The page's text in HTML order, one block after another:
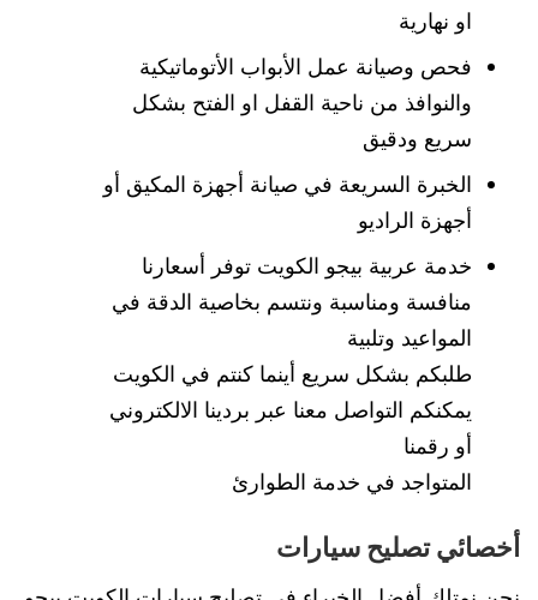
او نهارية
فحص وصيانة عمل الأبواب الأتوماتيكية
والنوافذ من ناحية القفل او الفتح بشكل
سريع ودقيق
الخبرة السريعة في صيانة أجهزة المكيق أو
أجهزة الراديو
خدمة عربية بيجو الكويت توفر أسعارنا
منافسة ومناسبة ونتسم بخاصية الدقة في
المواعيد وتلبية
طلبكم بشكل سريع أينما كنتم في الكويت
يمكنكم التواصل معنا عبر بردينا الالكتروني
أو رقمنا
المتواجد في خدمة الطوارئ
أخصائي تصليح سيارات